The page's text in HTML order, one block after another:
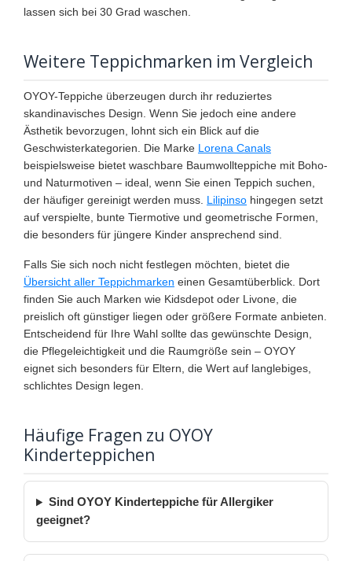
lassen sich bei 30 Grad waschen.
Weitere Teppichmarken im Vergleich
OYOY-Teppiche überzeugen durch ihr reduziertes
skandinavisches Design. Wenn Sie jedoch eine andere
Ästhetik bevorzugen, lohnt sich ein Blick auf die
Geschwisterkategorien. Die Marke Lorena Canals
beispielsweise bietet waschbare Baumwollteppiche mit Boho-
und Naturmotiven – ideal, wenn Sie einen Teppich suchen,
der häufiger gereinigt werden muss. Lilipinso hingegen setzt
auf verspielte, bunte Tiermotive und geometrische Formen,
die besonders für jüngere Kinder ansprechend sind.
Falls Sie sich noch nicht festlegen möchten, bietet die
Übersicht aller Teppichmarken einen Gesamtüberblick. Dort
finden Sie auch Marken wie Kidsdepot oder Livone, die
preislich oft günstiger liegen oder größere Formate anbieten.
Entscheidend für Ihre Wahl sollte das gewünschte Design,
die Pflegeleichtigkeit und die Raumgröße sein – OYOY
eignet sich besonders für Eltern, die Wert auf langlebiges,
schlichtes Design legen.
Häufige Fragen zu OYOY
Kinderteppichen
Sind OYOY Kinderteppiche für Allergiker
geeignet?